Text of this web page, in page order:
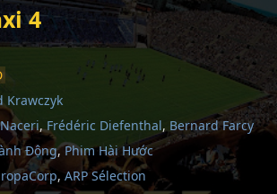
4
Krawczyk
,Frédéric Diefenthal, Bernard Farcy
Động,Phim Hài Hước
, ARP Sélection